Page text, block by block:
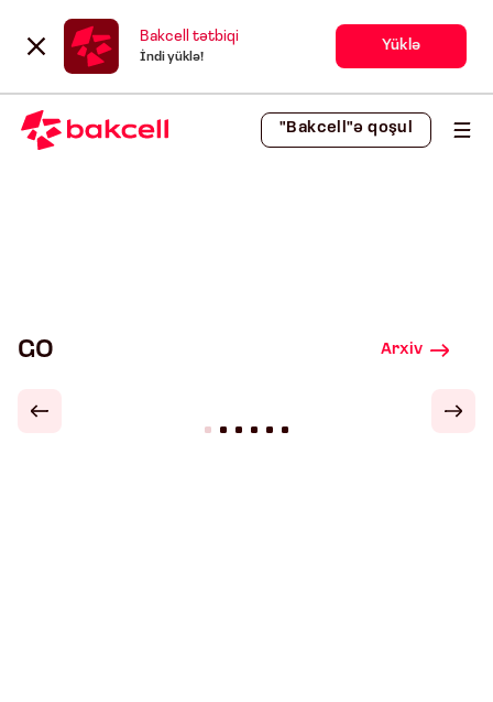
Bakcell tətbiqi
İndi yüklə!
Yüklə
"Bakcell"ə qoşul
GO Arxiv